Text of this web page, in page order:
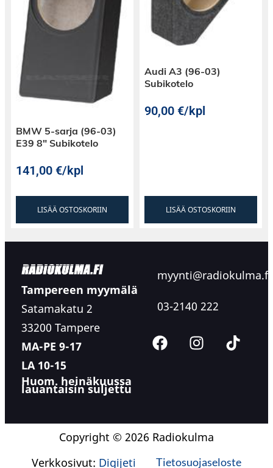
BMW 5-sarja (96-03)
E39 8″ Subikotelo
141,00€/kpl
LISÄÄ OSTOSKORIIN
Audi A3 (96-03)
Subikotelo
90,00€/kpl
LISÄÄ OSTOSKORIIN
Tampereen myymälä
Satamakatu 2
33200 Tampere
MA-PE 9-17
LA 10-15
Huom. heinäkuussa
lauantaisin suljettu
myynti@radiokulma.fi
03-2140 222
Copyright © 2026 Radiokulma
Verkkosivut: Digijeti Tietosuojaseloste